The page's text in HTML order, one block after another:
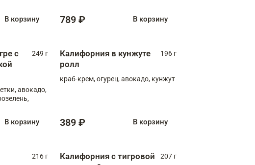
В корзину 789 ₽ В корзину
с
249 г
авокадо,
В корзину
Калифорния в кунжуте
ролл
196 г
краб-крем, огурец, авокадо, кунжут
389 ₽ В корзину
216 г
Калифорния с тигровой
207 г